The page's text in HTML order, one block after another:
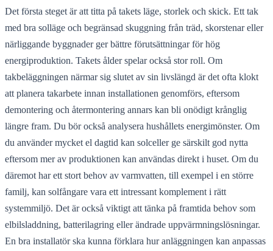
Det första steget är att titta på takets läge, storlek och skick. Ett tak
med bra solläge och begränsad skuggning från träd, skorstenar eller
närliggande byggnader ger bättre förutsättningar för hög
energiproduktion. Takets ålder spelar också stor roll. Om
takbeläggningen närmar sig slutet av sin livslängd är det ofta klokt
att planera takarbete innan installationen genomförs, eftersom
demontering och återmontering annars kan bli onödigt krånglig
längre fram. Du bör också analysera hushållets energimönster. Om
du använder mycket el dagtid kan solceller ge särskilt god nytta
eftersom mer av produktionen kan användas direkt i huset. Om du
däremot har ett stort behov av varmvatten, till exempel i en större
familj, kan solfångare vara ett intressant komplement i rätt
systemmiljö. Det är också viktigt att tänka på framtida behov som
elbilsladdning, batterilagring eller ändrade uppvärmningslösningar.
En bra installatör ska kunna förklara hur anläggningen kan anpassas